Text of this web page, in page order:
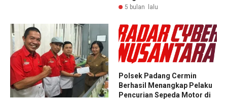
5 bulan lalu
Polsek Padang Cermin
Berhasil Menangkap Pelaku
Pencurian Sepeda Motor di